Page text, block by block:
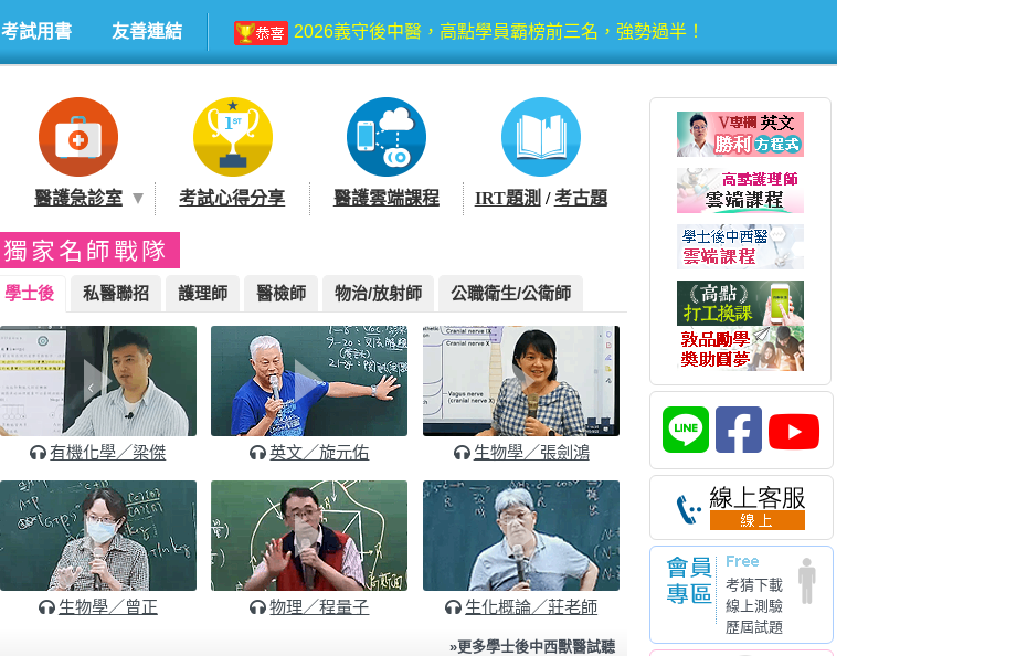
考試用書 友善連結 2026義守後中醫，高點學員霸榜前三名，強勢過半！
2026慈濟後中醫，高點學員遙遙領先，前5佔4！
2026中國醫後中醫，高點學員前10佔10！
2025/2月醫檢師放榜！榜首李○樵來自高點！
2026高點學員再度奪下中興後西醫甲組榜首！
2026義守後中醫，高點學員霸榜前三名，強勢過半！
2026慈濟後中醫，高點學員遙遙領先，前5佔4！
2026中國醫後中醫，高點學員前10佔10！
2025高醫後西醫高點學員一年上榜率飆升！
考猜下載
線上測驗
歷屆試題
醫護急診室 考試心得分享 醫護雲端課程 IRT題測 /考古題
獨家名師戰隊
學士後 私醫聯招 護理師 醫檢師 物治/放射師 公職衛生/公衛師
有機化學／梁傑 英文／旋元佑 生物學／張劍鴻
生物學／曾正 物理／程量子 生化概論／莊老師
»更多學士後中西獸醫試聽